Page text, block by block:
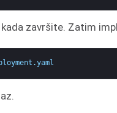
završite. Zatim
.yaml